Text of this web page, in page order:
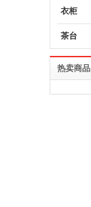
衣柜
茶台
热卖商品